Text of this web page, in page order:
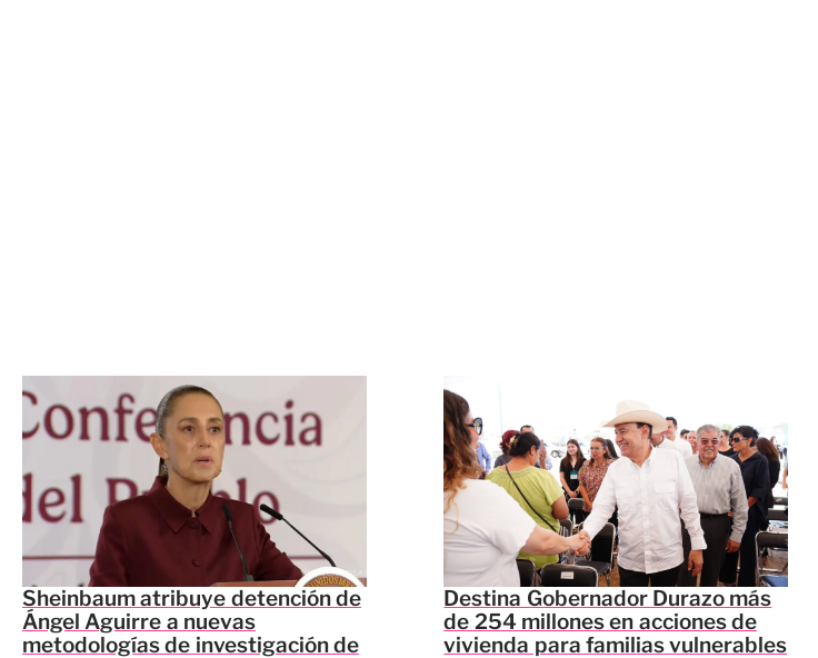
Sheinbaum atribuye detención de
Ángel Aguirre a nuevas
metodologías de investigación de
Destina Gobernador Durazo más
de 254 millones en acciones de
vivienda para familias vulnerables